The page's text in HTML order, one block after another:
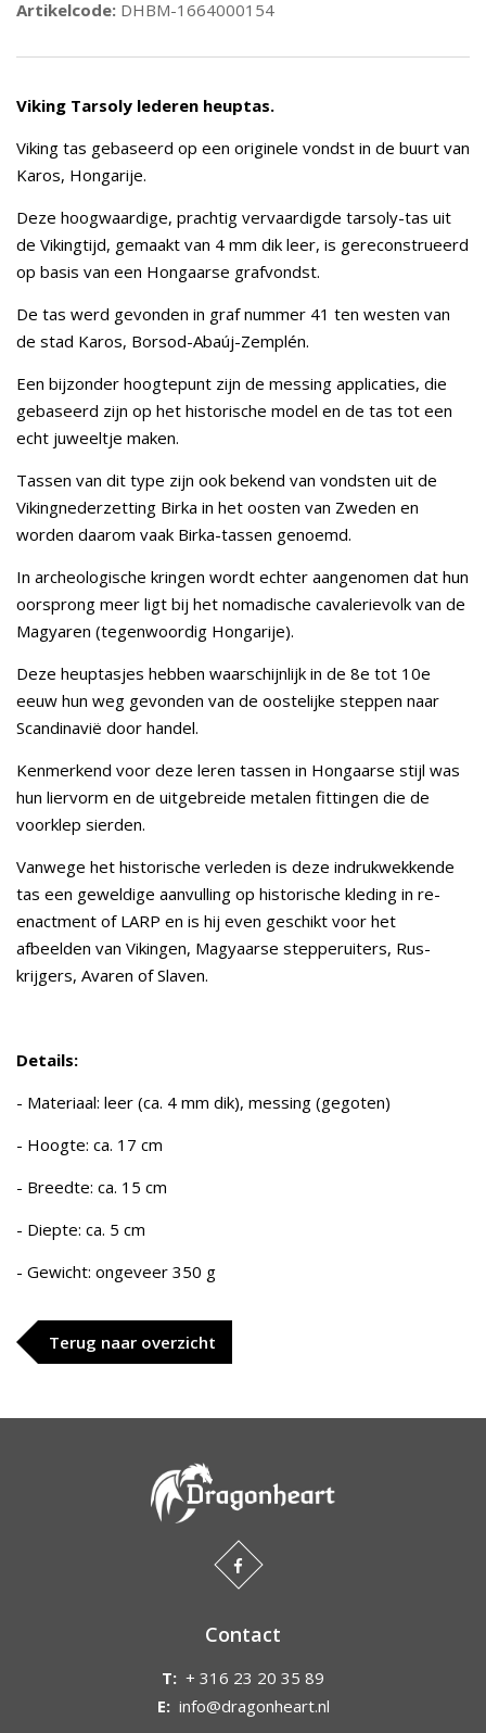
Artikelcode: DHBM-1664000154
Viking Tarsoly lederen heuptas.
Viking tas gebaseerd op een originele vondst in de buurt van
Karos, Hongarije.
Deze hoogwaardige, prachtig vervaardigde tarsoly-tas uit
de Vikingtijd, gemaakt van 4 mm dik leer, is gereconstrueerd
op basis van een Hongaarse grafvondst.
De tas werd gevonden in graf nummer 41 ten westen van
de stad Karos, Borsod-Abaúj-Zemplén.
Een bijzonder hoogtepunt zijn de messing applicaties, die
gebaseerd zijn op het historische model en de tas tot een
echt juweeltje maken.
Tassen van dit type zijn ook bekend van vondsten uit de
Vikingnederzetting Birka in het oosten van Zweden en
worden daarom vaak Birka-tassen genoemd.
In archeologische kringen wordt echter aangenomen dat hun
oorsprong meer ligt bij het nomadische cavalerievolk van de
Magyaren (tegenwoordig Hongarije).
Deze heuptasjes hebben waarschijnlijk in de 8e tot 10e
eeuw hun weg gevonden van de oostelijke steppen naar
Scandinavië door handel.
Kenmerkend voor deze leren tassen in Hongaarse stijl was
hun liervorm en de uitgebreide metalen fittingen die de
voorklep sierden.
Vanwege het historische verleden is deze indrukwekkende
tas een geweldige aanvulling op historische kleding in re-
enactment of LARP en is hij even geschikt voor het
afbeelden van Vikingen, Magyaarse stepperuiters, Rus-
krijgers, Avaren of Slaven.
Details:
- Materiaal: leer (ca. 4 mm dik), messing (gegoten)
- Hoogte: ca. 17 cm
- Breedte: ca. 15 cm
- Diepte: ca. 5 cm
- Gewicht: ongeveer 350 g
Terug naar overzicht
Contact
T: + 316 23 20 35 89
E: info@dragonheart.nl